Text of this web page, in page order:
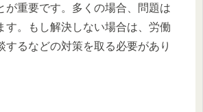
が重要です。多くの場合、問題は
す。もし解決しない場合は、労働
するなどの対策を取る必要があり